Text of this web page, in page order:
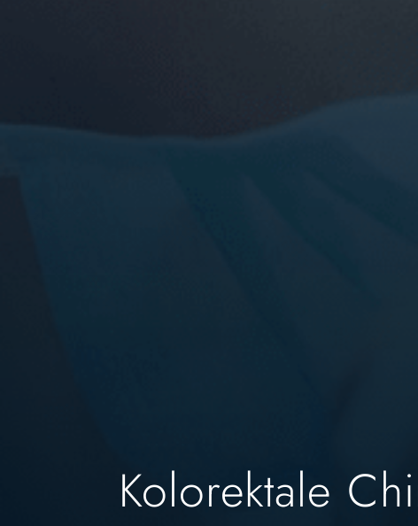
Kolorektale